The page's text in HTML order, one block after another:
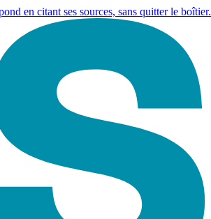
en citant ses sources, sans quitter le boîtier.